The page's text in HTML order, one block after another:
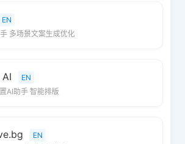
EN
多场景文案生成优化
EN
AI助手 智能排版
EN